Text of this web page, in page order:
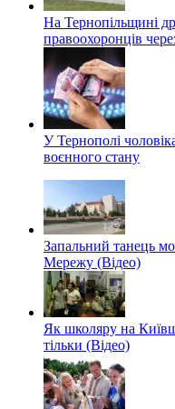
На Тернопільщині
правоохоронців через
У Тернополі
воєнного стану
Запальний танець
Мережу (Відео)
Як школяру на
тільки (Відео)